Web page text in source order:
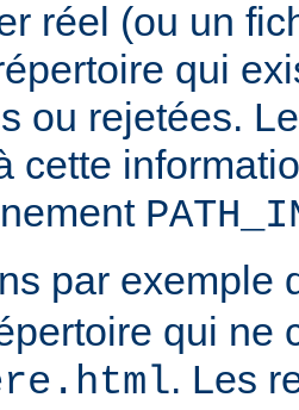
réel (ou un
qui
ou rejetées.
cette
par exemple
qui ne
. Les